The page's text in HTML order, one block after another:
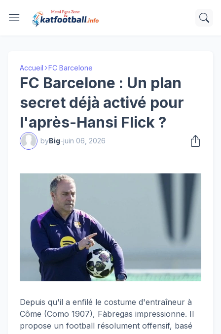
Accueil FC Barcelone
FC Barcelone : Un plan
secret déjà activé pour
l'après-Hansi Flick ?
byBig-juin 06, 2026
Depuis qu'il a enfilé le costume d'entraîneur à
Côme (Como 1907), Fàbregas impressionne. Il
propose un football résolument offensif, basé